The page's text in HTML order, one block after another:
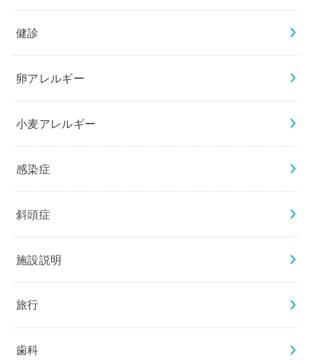
健診
卵アレルギー
小麦アレルギー
感染症
斜頭症
施設説明
旅行
歯科